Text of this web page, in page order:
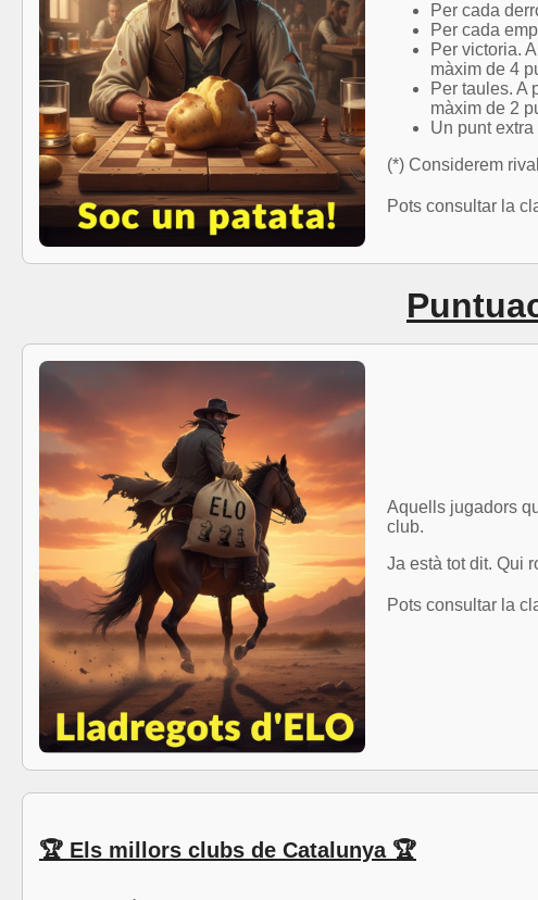
Per cada
Per cada
Per victoria.
màxim de 4
Per taules. A
màxim de 2
Un punt
(*) Considerem
Pots consultar la
Aquells jugadors
club.
Ja està tot dit. Qui
Pots consultar la
🏆 Els millors clubs de Catalunya 🏆